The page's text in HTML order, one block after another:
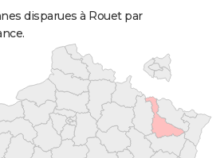
disparues à Rouet par